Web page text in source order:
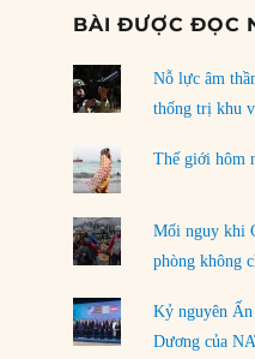
01/08/2026
31/07/2026
phải chịu đựng?
30/07/2026
Tập tìm cách chôn
tròn thân cận của mình
BÀI ĐƯỢC ĐỌC
Nỗ lực âm
thống trị khu
Thế giới hôm
Mối nguy khi
phòng không
Kỷ nguyên
Dương của